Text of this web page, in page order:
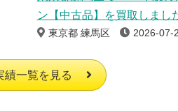
ン【中古品】を買取しまし
東京都 練馬区 2026-07-
績一覧を見る